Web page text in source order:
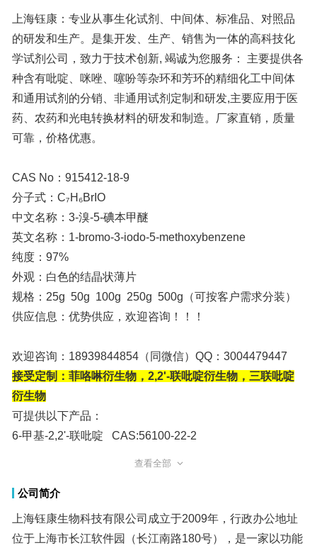
上海钰康：专业从事生化试剂、中间体、标准品、对照品
的研发和生产。是集开发、生产、销售为一体的高科技化
学试剂公司，致力于技术创新, 竭诚为您服务： 主要提供各
种含有吡啶、咪唑、噻吩等杂环和芳环的精细化工中间体
和通用试剂的分销、非通用试剂定制和研发,主要应用于医
药、农药和光电转换材料的研发和制造。厂家直销，质量
可靠，价格优惠。
CAS No：915412-18-9
分子式： C₇H₆BrIO
中文名称：3-溴-5-碘本甲醚
英文名称：1-bromo-3-iodo-5-methoxybenzene
纯度：97%
外观： 白色的结晶状薄片‌
规格：25g 50g 100g 250g 500g（可按客户需求分装）
供应信息：优势供应，欢迎咨询！！！
欢迎咨询：18939844854（同微信）QQ：3004479447
接受定制：菲咯啉衍生物，2,2'-联吡啶衍生物，三联吡啶
衍生物
可提供以下产品：
6-甲基-2,2'-联吡啶 CAS:56100-22-2
2,2-联吡啶-6-甲醛 CAS:134296-07-4
6-乙烯基-2,2'-联吡啶 CAS:79964-37-7
6-氰基-2,2'-联吡啶 CAS:4392-85-2
查看全部
公司简介
上海钰康生物科技有限公司成立于2009年，行政办公地址
位于上海市长江软件园（长江南路180号），是一家以功能
材料及其相关中间体产品的研发、生产和销售为主的高技
术企业。公司自成立以来，始终坚持信誉至上，质量第一
的理念，产品被广泛地应用于生命科学、有机化学、材料
科学、分析化学与其他学科的研发及生产领域，销售范围
遍及全球。 公司研发中心位于河南省焦作沁阳市沁南产业
园区，实验室面积400多平方米， 包括化学合成实验室和
公斤级实验室， 配备有气相色谱和高效液相色谱等分析测
试设备。公司正在参与筹建4000平方米的生产车间（沁北
化学工业园区）。公司优势产品包括双齿/三齿含氮配体(对
称/不对称取代的2,2’-联吡啶，2,2’:6’,2”-三联吡啶，1,10-菲
咯啉衍生物), 共轭芳烃衍生物(如MOFs骨架材料配体， 共
价有机框架材料（Covalent Organic Frameworks-COFs)),
手性化合物等。 为确保产品质量，公司引进了先进齐全的
分析测试设备，并配以严格的质量管理体系，可以为国内
外客户提供快捷高效的服务。 公司研发团队技术实力雄
厚，经验丰富，人员梯队配备完备，同时和国内多所科研
单位建立了密切的合作，形成了从小试、中试到工业化规